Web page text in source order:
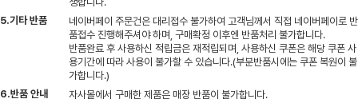
5.기타 반품
네이버페이 주문건은 대리접수 불가하여 고객님께서 직접 네이버페이로 반
품접수 진행해주셔야 하며, 구매확정 이후엔 반품처리 불가합니다.
반품완료 후 사용하신 적립금은 재적립되며, 사용하신 쿠폰은 해당 쿠폰 사
용기간에 따라 사용이 불가할 수 있습니다.(부분반품시에는 쿠폰 복원이 불
가합니다.)
6.반품 안내
자사몰에서 구매한 제품은 매장 반품이 불가합니다.